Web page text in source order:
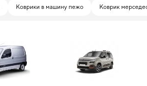
Коврики в машину пежо Коврик